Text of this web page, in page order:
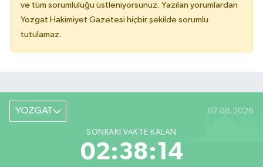
ve tüm sorumluluğu üstleniyorsunuz. Yazılan yorumlardan
Yozgat Hakimiyet Gazetesi hiçbir şekilde sorumlu
tutulamaz.
YOZGAT 07.08.2026
SONRAKI VAKTE KALAN
02:38:14